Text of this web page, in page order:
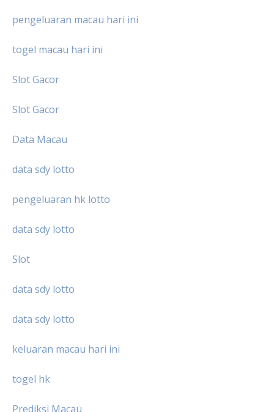
pengeluaran macau hari ini
togel macau hari ini
Slot Gacor
Slot Gacor
Data Macau
data sdy lotto
pengeluaran hk lotto
data sdy lotto
Slot
data sdy lotto
data sdy lotto
keluaran macau hari ini
togel hk
Prediksi Macau